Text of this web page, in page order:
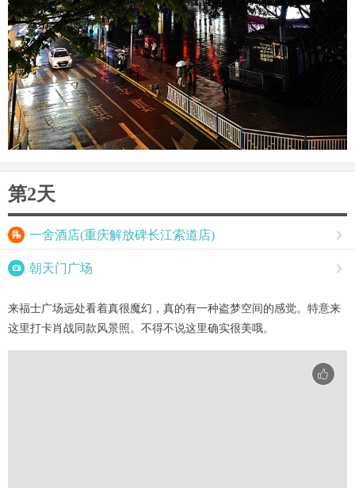
第2天
 一舍酒店(重庆解放碑长江索道店) 
 朝天门广场 
来福士广场远处看着真很魔幻，真的有一种盗梦空间的感觉。特意来
这里打卡肖战同款风景照。不得不说这里确实很美哦。